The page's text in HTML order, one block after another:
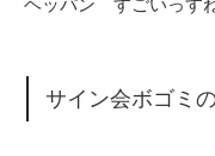
サイン会ボゴミ